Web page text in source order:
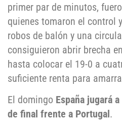
primer par de minutos,
quienes tomaron el control
robos de balón y una
consiguieron abrir brecha
hasta colocar el 19-0 a
suficiente renta para
El domingo España jugará
de final frente a Portugal.